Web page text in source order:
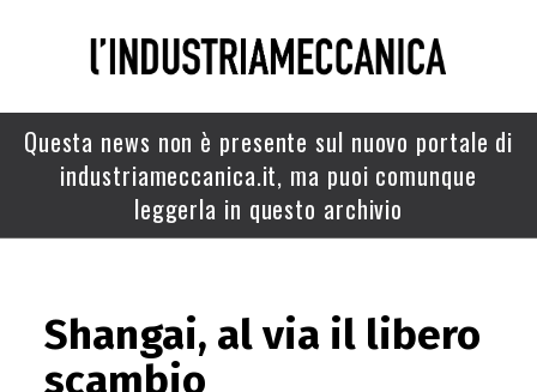
Questa news non è presente sul nuovo portale di
industriameccanica.it, ma puoi comunque
leggerla in questo archivio
Shangai, al via il libero
scambio